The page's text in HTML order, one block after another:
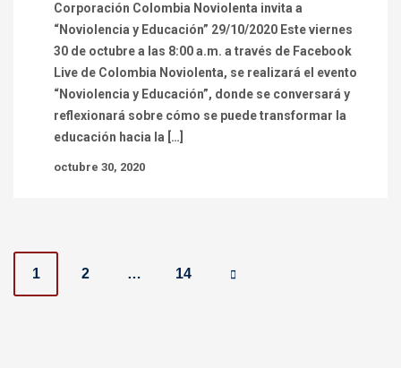
Corporación Colombia Noviolenta invita a
“Noviolencia y Educación” 29/10/2020 Este viernes
30 de octubre a las 8:00 a.m. a través de Facebook
Live de Colombia Noviolenta, se realizará el evento
“Noviolencia y Educación”, donde se conversará y
reflexionará sobre cómo se puede transformar la
educación hacia la […]
octubre 30, 2020
P
1 2 … 14